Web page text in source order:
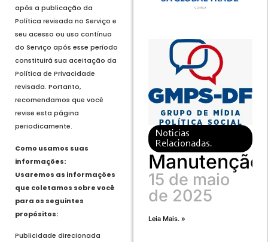
após a publicação da
Política revisada no Serviço e
seu acesso ou uso contínuo
do Serviço após esse período
constituirá sua aceitação da
Política de Privacidade
revisada. Portanto,
recomendamos que você
revise esta página
periodicamente.
Como usamos suas
informações:
Usaremos as informações
que coletamos sobre você
para os seguintes
propósitos:
Publicidade direcionada
Noticias
Relacionadas.
Manutenção
15 de maio
de 2025
Leia Mais. »